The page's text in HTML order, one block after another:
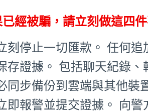
經被騙，請立刻做這四
刻停止一切匯款。 任何追
存證據。 包括聊天紀錄、
同步備份到雲端與其他裝
即報警並提交證據。 向